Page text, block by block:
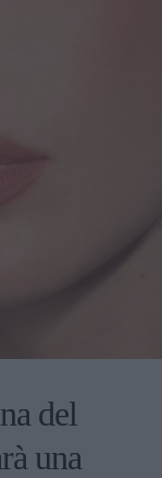
del
una